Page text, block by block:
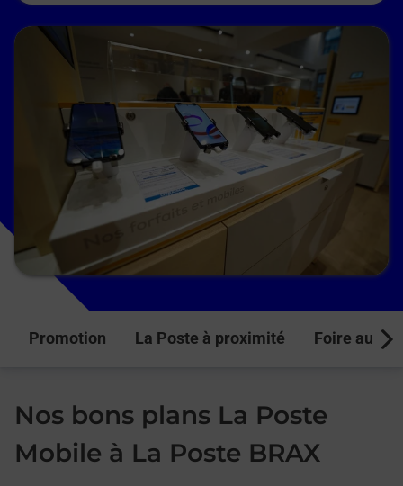
Promotion La Poste à proximité Foire aux
Nos bons plans La Poste
Mobile à La Poste BRAX